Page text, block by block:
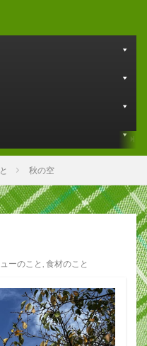
秋の空
ーのこと , 食材のこと